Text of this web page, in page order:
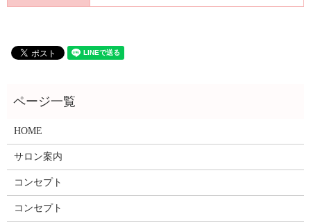
HOME
サロン案内
コンセプト
コンセプト